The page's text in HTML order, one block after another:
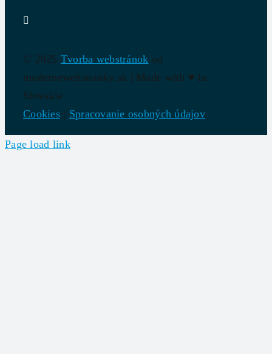
© 2025 Tvorba webstránok od
modernewebstranky.sk | Made with ♥ in
Slovakia
Cookies | Spracovanie osobných údajov
Page load link